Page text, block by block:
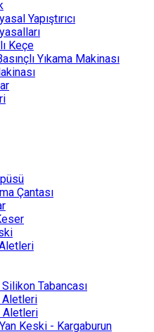
Yapıştırıcı
Keçe
Yıkama Makinası
Çantası
Tabancası
Aletleri
Aletleri
Keski - Kargaburun